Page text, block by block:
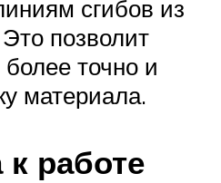
сгибов из
позволит
точно и
материала.
к работе